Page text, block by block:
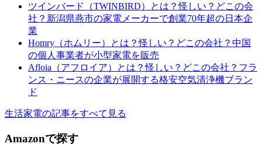
ツインバード（TWINBIRD）とは？怪しい？どこの会
社？新潟県燕市の家電メーカーで創業70年超の日本企
業
Homry（ホムリー）とは？怪しい？どこの会社？中国
の個人事業者が小型家電を販売
Afloia（アフロイア）とは？怪しい？どこの会社？フラ
ンス・ニースの企業が展開する格安空気清浄機ブラン
ド
生活家電の記事をすべて見る
Amazonで探す